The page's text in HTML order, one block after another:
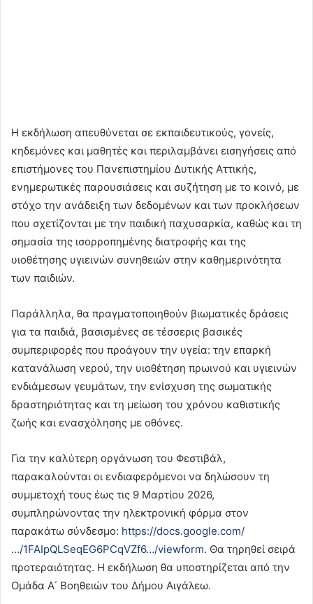
Η εκδήλωση απευθύνεται σε εκπαιδευτικούς, γονείς,
κηδεμόνες και μαθητές και περιλαμβάνει εισηγήσεις από
επιστήμονες του Πανεπιστημίου Δυτικής Αττικής,
ενημερωτικές παρουσιάσεις και συζήτηση με το κοινό, με
στόχο την ανάδειξη των δεδομένων και των προκλήσεων
που σχετίζονται με την παιδική παχυσαρκία, καθώς και τη
σημασία της ισορροπημένης διατροφής και της
υιοθέτησης υγιεινών συνηθειών στην καθημερινότητα
των παιδιών.
Παράλληλα, θα πραγματοποιηθούν βιωματικές δράσεις
για τα παιδιά, βασισμένες σε τέσσερις βασικές
συμπεριφορές που προάγουν την υγεία: την επαρκή
κατανάλωση νερού, την υιοθέτηση πρωινού και υγιεινών
ενδιάμεσων γευμάτων, την ενίσχυση της σωματικής
δραστηριότητας και τη μείωση του χρόνου καθιστικής
ζωής και ενασχόλησης με οθόνες.
Για την καλύτερη οργάνωση του Φεστιβάλ,
παρακαλούνται οι ενδιαφερόμενοι να δηλώσουν τη
συμμετοχή τους έως τις 9 Μαρτίου 2026,
συμπληρώνοντας την ηλεκτρονική φόρμα στον
παρακάτω σύνδεσμο: https://docs.google.com/
…/1FAIpQLSeqEG6PCqVZf6…/viewform. Θα τηρηθεί σειρά
προτεραιότητας. Η εκδήλωση θα υποστηρίζεται από την
Ομάδα Α΄ Βοηθειών του Δήμου Αιγάλεω.